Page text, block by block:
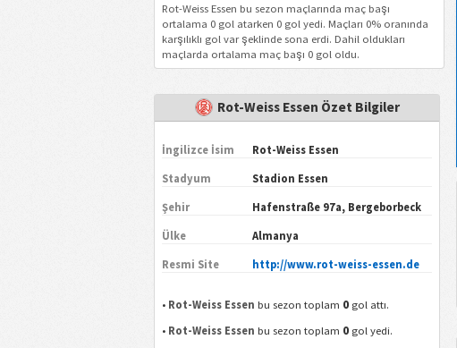
Rot-Weiss Essen bu sezon maçlarında maç başı
ortalama 0 gol atarken 0 gol yedi. Maçları 0% oranında
karşılıklı gol var şeklinde sona erdi. Dahil oldukları
maçlarda ortalama maç başı 0 gol oldu.
Rot-Weiss Essen Özet Bilgiler
İngilizce İsim Rot-Weiss Essen
Stadyum Stadion Essen
Şehir Hafenstraße 97a, Bergeborbeck
Ülke Almanya
Resmi Site http://www.rot-weiss-essen.de
• Rot-Weiss Essen bu sezon toplam 0 gol attı.
• Rot-Weiss Essen bu sezon toplam 0 gol yedi.